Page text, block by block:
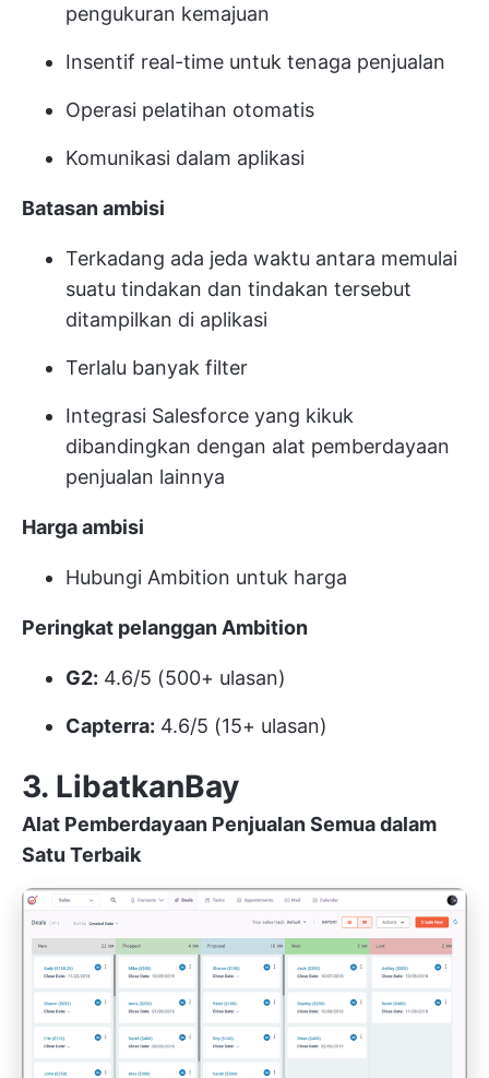
pengukuran kemajuan
Insentif real-time untuk tenaga penjualan
Operasi pelatihan otomatis
Komunikasi dalam aplikasi
Batasan ambisi
Terkadang ada jeda waktu antara memulai
suatu tindakan dan tindakan tersebut
ditampilkan di aplikasi
Terlalu banyak filter
Integrasi Salesforce yang kikuk
dibandingkan dengan alat pemberdayaan
penjualan lainnya
Harga ambisi
Hubungi Ambition untuk harga
Peringkat pelanggan Ambition
G2: 4.6/5 (500+ ulasan)
Capterra: 4.6/5 (15+ ulasan)
3. LibatkanBay
Alat Pemberdayaan Penjualan Semua dalam
Satu Terbaik